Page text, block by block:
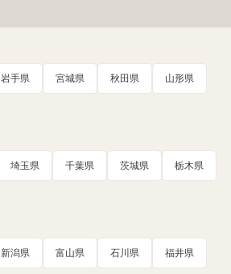
岩手県 宮城県 秋田県 山形県
埼玉県 千葉県 茨城県 栃木県
新潟県 富山県 石川県 福井県